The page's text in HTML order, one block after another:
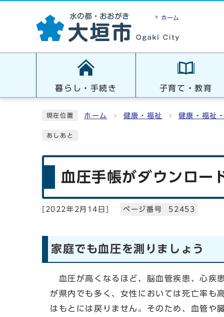
ホーム
暮らし・手続き 子育て・教育
現在位置 ホーム 健康・福祉 健康・福祉
あしあと
血圧手帳がダウンロー
2022年2月14日 ページ番号 52453
家庭でも血圧を測りましょう
血圧が高くなるほど、脳血管疾患、心疾
が県内でも多く、女性においては死亡率も
はもとには戻りません。そのため、血管や